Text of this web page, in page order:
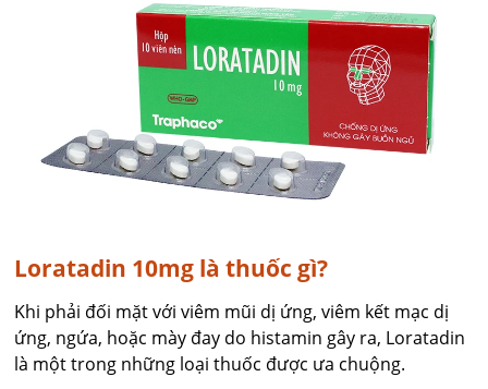
Loratadin 10mg là thuốc gì?
Khi phải đối mặt với viêm mũi dị ứng, viêm kết mạc dị
ứng, ngứa, hoặc mày đay do histamin gây ra, Loratadin
là một trong những loại thuốc được ưa chuộng.